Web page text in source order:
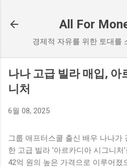
All For
경제적 자유를 위한 토대를
나나 고급 빌라 매입, 아
니처
6월 08, 2025
그룹 애프터스쿨 출신 배우 나나가
한 고급 빌라 '아르카디아 시그니처
42억 원의 높은 가격으로 이루어졌